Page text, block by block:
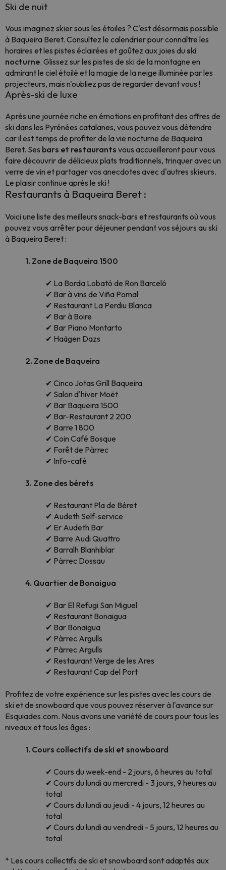
Ski de nuit
Vous imaginez skier sous les étoiles ? C'est désormais possible
à Baqueira Beret. Consultez le calendrier pour connaître les
horaires et les pistes éclairées et goûtez aux joies du ski
nocturne. Glissez sur les pistes de ski de la montagne en
admirant le ciel étoilé et la magie de la neige illuminée par les
projecteurs, mais n'oubliez pas de regarder devant vous !
Après-ski de luxe
Après une journée riche en émotions en profitant des offres de
ski dans les Pyrénées catalanes, vous pouvez vous détendre
car il est temps de profiter de la vie nocturne de Baqueira
Beret. Ses bars et restaurants vous accueilleront pour vous
faire découvrir de délicieux plats traditionnels, trinquer avec un
verre de vin et partager vos anecdotes avec d'autres skieurs.
Le plaisir continue après le ski !
Restaurants à Baqueira Beret :
Voici une liste des meilleurs snack-bars et restaurants où vous
pouvez vous arrêter pour déjeuner pendant vos séjours au ski
à Baqueira Beret :
1. Zone de Baqueira 1500
✔ La Borda Lobató de Ron Barceló
✔ Bar à vins de Viña Pomal
✔ Restaurant La Perdiu Blanca
✔ Bar à Boire
✔ Bar Piano Montarto
✔ Haägen Dazs
2. Zone de Baqueira
✔ Cinco Jotas Grill Baqueira
✔ Salon d'hiver Moët
✔ Bar Baqueira 1500
✔ Bar-Restaurant 2 200
✔ Barre 1 800
✔ Coin Café Bosque
✔ Forêt de Pàrrec
✔ Info-café
3. Zone des bérets
✔ Restaurant Pla de Béret
✔ Audeth Self-service
✔ Er Audeth Bar
✔ Barre Audi Quattro
✔ Barralh Blanhiblar
✔ Pàrrec Dossau
4. Quartier de Bonaigua
✔ Bar El Refugi San Miguel
✔ Restaurant Bonaigua
✔ Bar Bonaigua
✔ Pàrrec Argulls
✔ Pàrrec Argulls
✔ Restaurant Verge de les Ares
✔ Restaurant Cap del Port
Profitez de votre expérience sur les pistes avec les cours de
ski et de snowboard que vous pouvez réserver à l'avance sur
Esquiades.com. Nous avons une variété de cours pour tous les
niveaux et tous les âges :
1. Cours collectifs de ski et snowboard
✔ Cours du week-end - 2 jours, 6 heures au total
✔ Cours du lundi au mercredi - 3 jours, 9 heures au
total
✔ Cours du lundi au jeudi - 4 jours, 12 heures au
total
✔ Cours du lundi au vendredi - 5 jours, 12 heures au
total
* Les cours collectifs de ski et snowboard sont adaptés aux